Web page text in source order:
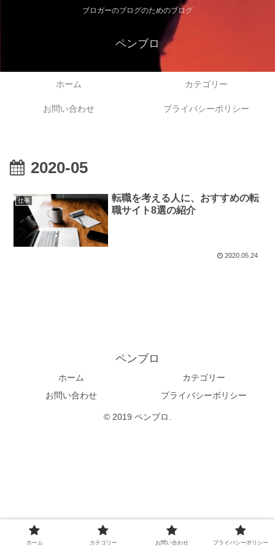
ブロガーのブログのためのブログ
ペンブロ
ホーム カテゴリー
お問い合わせ プライバシーポリシー
2020-05
仕事
転職を考える人に、おすすめの転
職サイト8選の紹介
2020.05.24
ペンブロ
ホーム
カテゴリー
お問い合わせ
プライバシーポリシー
© 2019 ペンブロ.
ホーム カテゴリー お問い合わせ プライバシーポリシー